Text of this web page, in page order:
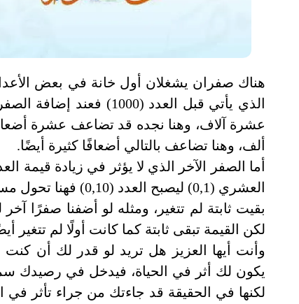
هناك صفران يشغلان أول خانة في بعض
ألف، وهنا تضاعف بالتالي أضعافًا كثيرة أيضًا.
أما الصفر الآخر الذي لا يؤثر في زيادة قيمة
العشري (0,1) ليصبح
لكن القيمة تبقى ثابتة كما كانت أولًا لم تتغير
وأنت أيها العزيز هل تريد لو قدر لك أن
يكون لك أثر في الحياة، فيدخل في رصيدك
لكنها في الحقيقة قد جاءتك من جراء تأثر في